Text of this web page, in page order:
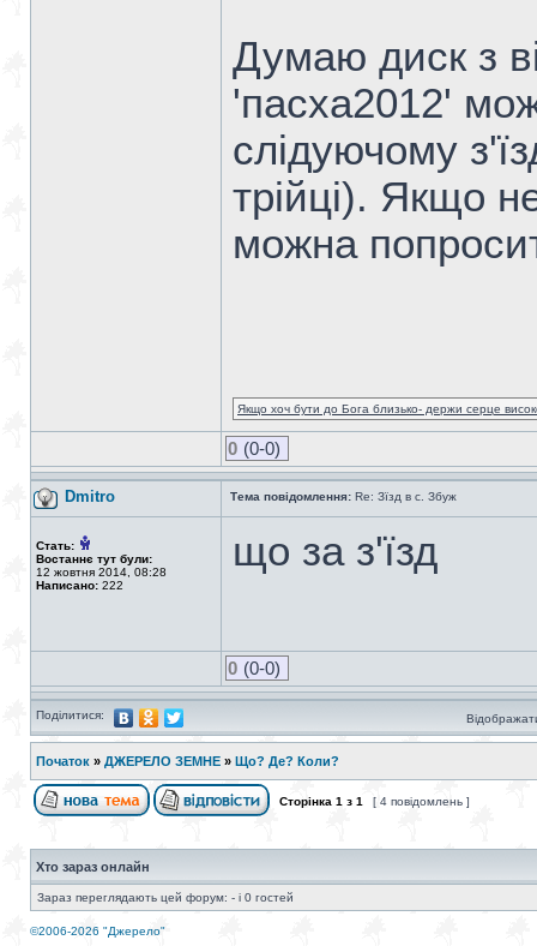
Думаю диск з
'пасха2012'
слідуючому
трійці). Якщо
можна
Якщо хоч бути до Бога близько- держи серце
0 (0-0)
Dmitro Тема повідомлення: Re: Зїзд в с. Збуж
Стать:
Востаннє тут були:
12 жовтня 2014, 08:28
Написано: 222
що за з'їзд
0 (0-0)
Поділитися:
Початок » ДЖЕРЕЛО ЗЕМНЕ » Що? Де? Коли?
Сторінка 1 з 1 [ 4 повідомлень ]
Хто зараз онлайн
Зараз переглядають цей форум: - і 0 гостей
©2006-2026 "Джерело"